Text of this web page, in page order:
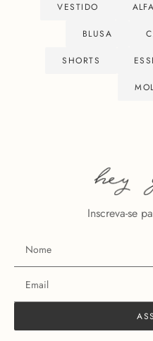
VESTIDO
BLUSA
SHORTS
Inscreva-se